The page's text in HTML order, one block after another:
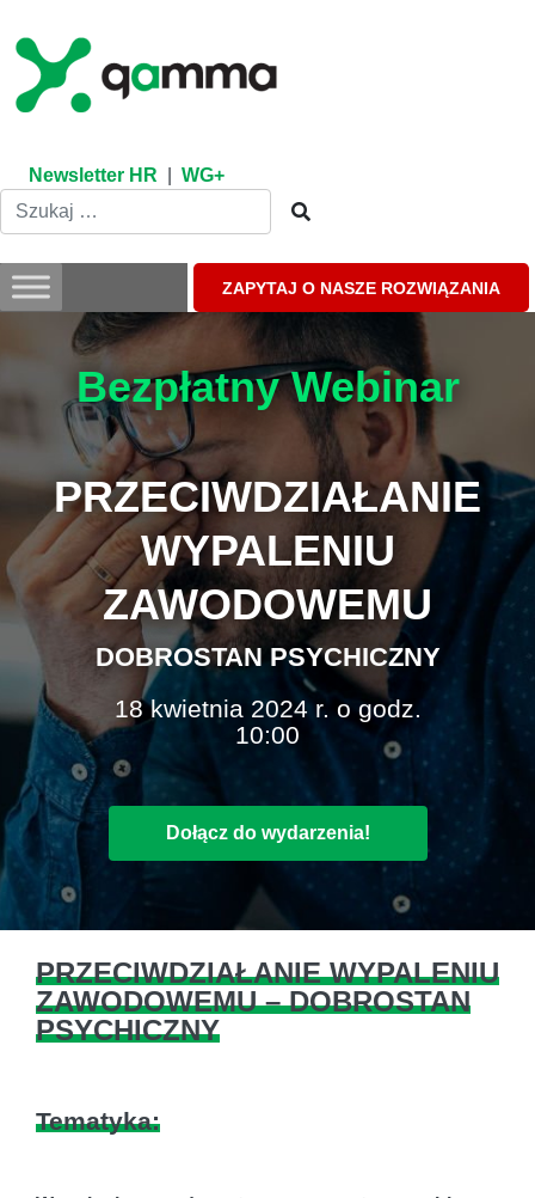
content
Newsletter HR WG+
ZAPYTAJ O NASZE ROZWIĄZANIA
Bezpłatny Webinar
PRZECIWDZIAŁANIE
WYPALENIU
ZAWODOWEMU
DOBROSTAN PSYCHICZNY
18 kwietnia 2024 r. o godz.
10:00
Dołącz do wydarzenia!
PRZECIWDZIAŁANIE WYPALENIU
ZAWODOWEMU – DOBROSTAN
PSYCHICZNY
Tematyka: